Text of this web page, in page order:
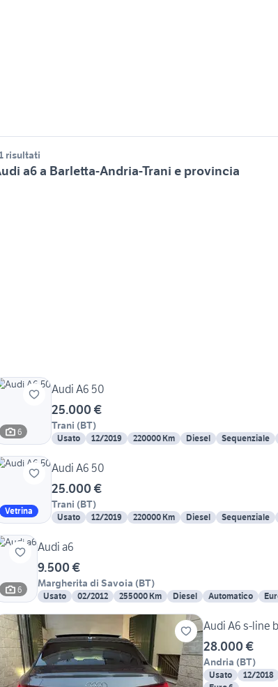
risultati
a6 a Barletta-Andria-Trani e provincia
6
Audi A6 50
25.000 €
Trani (BT)
Usato 12/2019 220000 Km Diesel Sequenziale
Vetrina
Audi A6 50
25.000 €
Trani (BT)
Usato 12/2019 220000 Km Diesel Sequenziale
6
Audi a6
9.500 €
Margherita di Savoia (BT)
Usato 02/2012 255000 Km Diesel Automatico
Audi A6 s-line
28.000 €
Andria (BT)
Usato 12/2018